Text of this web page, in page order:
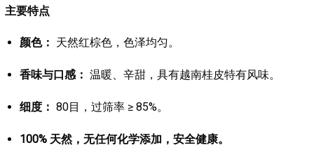
主要特点
颜色： 天然红棕色，色泽均匀。
香味与口感： 温暖、辛甜，具有越南桂皮特有风味。
细度： 80目，过筛率 ≥ 85%。
100% 天然，无任何化学添加，安全健康。